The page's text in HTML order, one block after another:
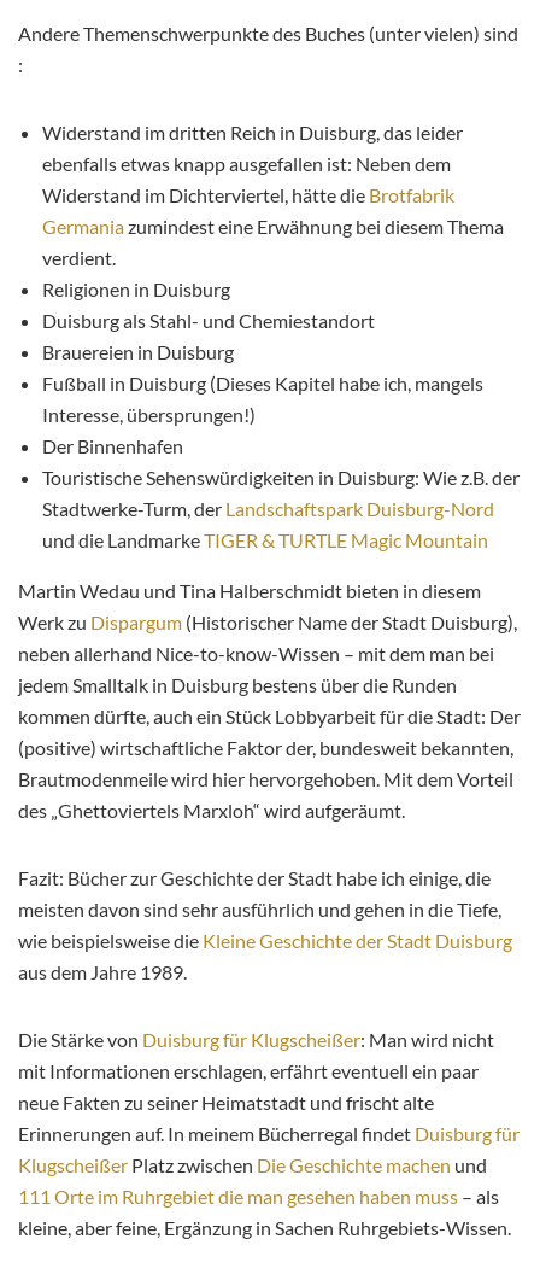
Andere Themenschwerpunkte des Buches (unter vielen) sind
:
Widerstand im dritten Reich in Duisburg, das leider
ebenfalls etwas knapp ausgefallen ist: Neben dem
Widerstand im Dichterviertel, hätte die Brotfabrik
Germaniazumindest eine Erwähnung bei diesem Thema
verdient.
Religionen in Duisburg
Duisburg als Stahl- und Chemiestandort
Brauereien in Duisburg
Fußball in Duisburg (Dieses Kapitel habe ich, mangels
Interesse, übersprungen!)
Der Binnenhafen
Touristische Sehenswürdigkeiten in Duisburg: Wie z.B. der
Stadtwerke-Turm, der Landschaftspark Duisburg-Nord
und die LandmarkeTIGER & TURTLE Magic Mountain
Martin Wedau und Tina Halberschmidt bieten in diesem
Werk zu Dispargum (Historischer Name der Stadt Duisburg),
neben allerhand Nice-to-know-Wissen – mit dem man bei
jedem Smalltalk in Duisburg bestens über die Runden
kommen dürfte, auch ein Stück Lobbyarbeit für die Stadt: Der
(positive) wirtschaftliche Faktor der, bundesweit bekannten,
Brautmodenmeile wird hier hervorgehoben. Mit dem Vorteil
des „Ghettoviertels Marxloh“ wird aufgeräumt.
Fazit: Bücher zur Geschichte der Stadt habe ich einige, die
meisten davon sind sehr ausführlich und gehen in die Tiefe,
wie beispielsweise die Kleine Geschichte der Stadt Duisburg
aus dem Jahre 1989.
Die Stärke von Duisburg für Klugscheißer: Man wird nicht
mit Informationen erschlagen, erfährt eventuell ein paar
neue Fakten zu seiner Heimatstadt und frischt alte
Erinnerungen auf. In meinem Bücherregal findet Duisburg für
Klugscheißer Platz zwischen Die Geschichte machen und
111 Orte im Ruhrgebiet die man gesehen haben muss – als
kleine, aber feine, Ergänzung in Sachen Ruhrgebiets-Wissen.